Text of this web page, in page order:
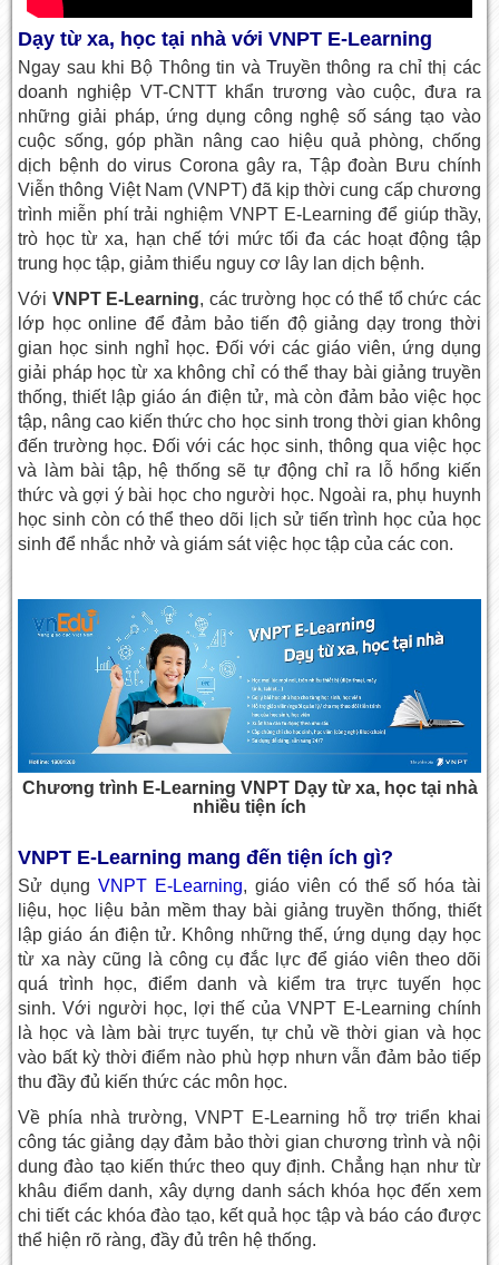
Dạy từ xa, học tại nhà với VNPT E-Learning
Ngay sau khi Bộ Thông tin và Truyền thông ra chỉ thị các
doanh nghiệp VT-CNTT khẩn trương vào cuộc, đưa ra
những giải pháp, ứng dụng công nghệ số sáng tạo vào
cuộc sống, góp phần nâng cao hiệu quả phòng, chống
dịch bệnh do virus Corona gây ra, Tập đoàn Bưu chính
Viễn thông Việt Nam (VNPT) đã kịp thời cung cấp chương
trình miễn phí trải nghiệm VNPT E-Learning để giúp thầy,
trò học từ xa, hạn chế tới mức tối đa các hoạt động tập
trung học tập, giảm thiểu nguy cơ lây lan dịch bệnh.
Với VNPT E-Learning, các trường học có thể tổ chức các
lớp học online để đảm bảo tiến độ giảng dạy trong thời
gian học sinh nghỉ học. Đối với các giáo viên, ứng dụng
giải pháp học từ xa không chỉ có thể thay bài giảng truyền
thống, thiết lập giáo án điện tử, mà còn đảm bảo việc học
tập, nâng cao kiến thức cho học sinh trong thời gian không
đến trường học. Đối với các học sinh, thông qua việc học
và làm bài tập, hệ thống sẽ tự động chỉ ra lỗ hổng kiến
thức và gợi ý bài học cho người học. Ngoài ra, phụ huynh
học sinh còn có thể theo dõi lịch sử tiến trình học của học
sinh để nhắc nhở và giám sát việc học tập của các con.
Chương trình E-Learning VNPT Dạy từ xa, học tại nhà
nhiều tiện ích
VNPT E-Learning mang đến tiện ích gì?
Sử dụngVNPT E-Learning, giáo viên có thể số hóa tài
liệu, học liệu bản mềm thay bài giảng truyền thống, thiết
lập giáo án điện tử. Không những thế, ứng dụng dạy học
từ xa này cũng là công cụ đắc lực để giáo viên theo dõi
quá trình học, điểm danh và kiểm tra trực tuyến học
sinh. Với người học, lợi thế của VNPT E-Learning chính
là học và làm bài trực tuyến, tự chủ về thời gian và học
vào bất kỳ thời điểm nào phù hợp nhưn vẫn đảm bảo tiếp
thu đầy đủ kiến thức các môn học.
Về phía nhà trường, VNPT E-Learning hỗ trợ triển khai
công tác giảng dạy đảm bảo thời gian chương trình và nội
dung đào tạo kiến thức theo quy định. Chẳng hạn như từ
khâu điểm danh, xây dựng danh sách khóa học đến xem
chi tiết các khóa đào tạo, kết quả học tập và báo cáo được
thể hiện rõ ràng, đầy đủ trên hệ thống.